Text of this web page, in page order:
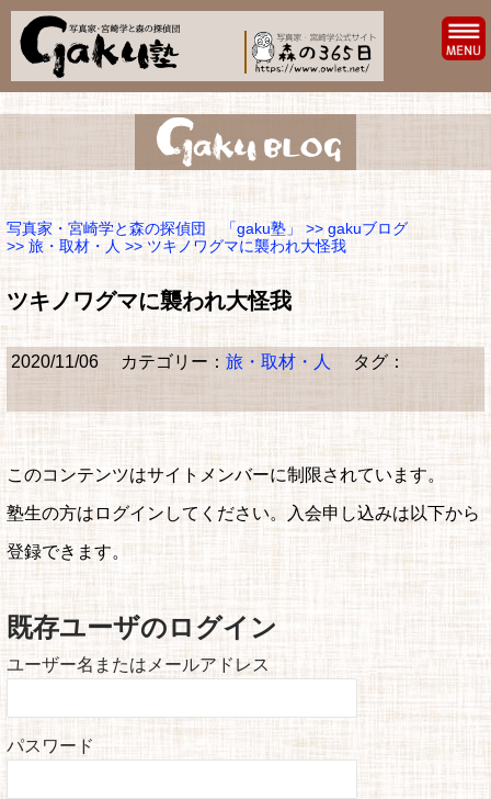
写真家・宮崎学と森の探偵団 「gaku塾」 >> gakuブログ
>> 旅・取材・人 >> ツキノワグマに襲われ大怪我
ツキノワグマに襲われ大怪我
2020/11/06 カテゴリー： 旅・取材・人 タグ：
このコンテンツはサイトメンバーに制限されています。
塾生の方はログインしてください。入会申し込みは以下から
登録できます。
既存ユーザのログイン
ユーザー名またはメールアドレス
パスワード